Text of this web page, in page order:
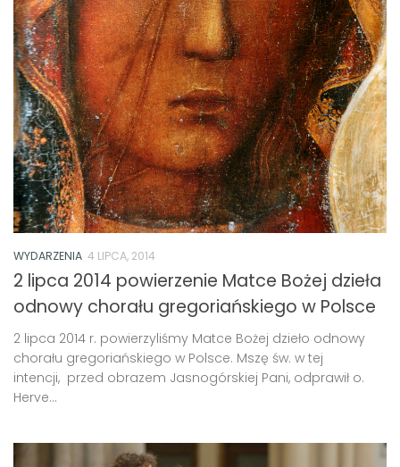
WYDARZENIA 4 LIPCA, 2014
2 lipca 2014 powierzenie Matce Bożej dzieła
odnowy chorału gregoriańskiego w Polsce
2 lipca 2014 r. powierzyliśmy Matce Bożej dzieło odnowy
chorału gregoriańskiego w Polsce. Mszę św. w tej
intencji, przed obrazem Jasnogórskiej Pani, odprawił o.
Herve...